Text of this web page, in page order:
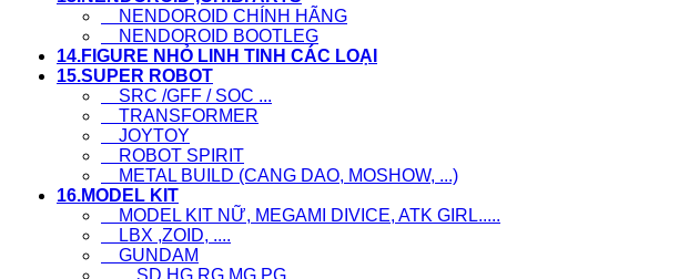
NENDOROID CHÍNH HÃNG
NENDOROID BOOTLEG
14.FIGURE NHỎ LINH TINH CÁC LOẠI
15.SUPER ROBOT
SRC /GFF / SOC ...
TRANSFORMER
JOYTOY
ROBOT SPIRIT
METAL BUILD (CANG DAO, MOSHOW, ...)
16.MODEL KIT
MODEL KIT NỮ, MEGAMI DIVICE, ATK GIRL.....
LBX ,ZOID, ....
GUNDAM